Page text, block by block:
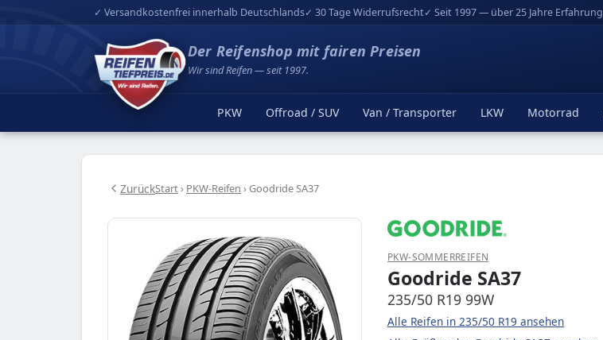
✓ Versandkostenfrei innerhalb Deutschlands✓ 30 Tage Widerrufsrecht✓ Seit 1997 — über 25 Jahre Erfahrung
Der Reifenshop mit fairen Preisen
Wir sind Reifen — seit 1997.
PKW Offroad / SUV Van / Transporter LKW Motorrad
ZurückStart› PKW-Reifen ›Goodride SA37
PKW-SOMMERREIFEN
Goodride SA37
235/50 R19 99W
Alle Reifen in 235/50 R19 ansehen